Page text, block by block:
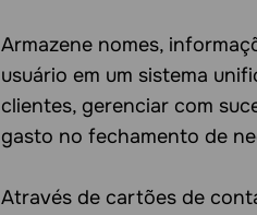
Armazene nomes,
usuário em um sistema
clientes, gerenciar com
gasto no fechamento de
Através de cartões de